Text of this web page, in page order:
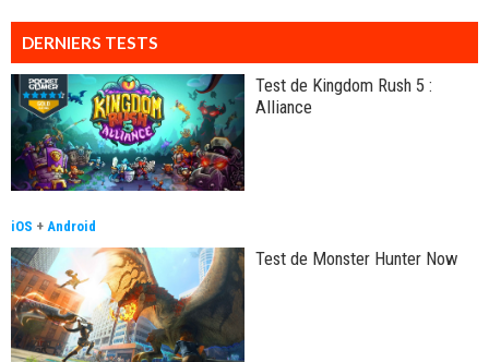
DERNIERS TESTS
Test de Kingdom Rush 5 :
Alliance
iOS + Android
Test de Monster Hunter Now